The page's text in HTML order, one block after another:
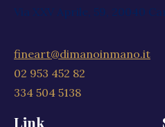
Via XXV Aprile, 59, 20040
fineart@dimanoinmano.it
02 953 452 82
334 504 5138
Link